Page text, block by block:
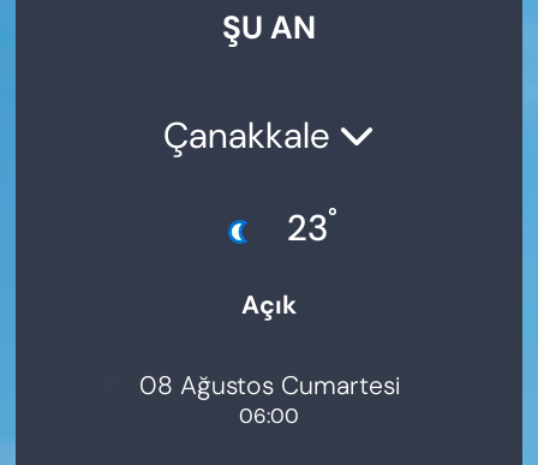
ŞU AN
Çanakkale
23°
Açık
08 Ağustos Cumartesi
06:00
Haber Arşivi